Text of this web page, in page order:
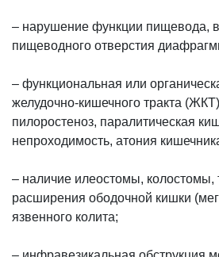
– нарушение функции пищевода,
пищеводного отверстия
– функциональная или
желудочно-кишечного тракта
пилоростеноз, паралитическая
непроходимость, атония
– наличие илеостомы, колостомы,
расширения ободочной кишки
язвенного колита;